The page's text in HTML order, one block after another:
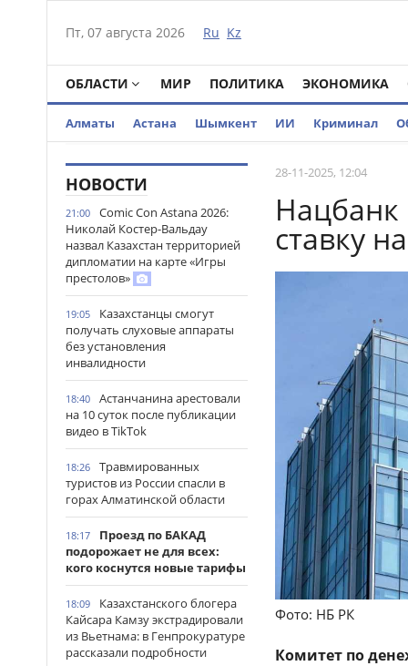
Пт, 07 августа 2026 Ru Kz
ОБЛАСТИ МИР ПОЛИТИКА ЭКОНОМИКА
Алматы Астана Шымкент ИИ Криминал
НОВОСТИ
21:00
Comic Con Astana 2026:
Николай Костер-Вальдау
назвал Казахстан территорией
дипломатии на карте «Игры
престолов»
19:05
Казахстанцы смогут
получать слуховые аппараты
без установления
инвалидности
18:40
Астанчанина арестовали
на 10 суток после публикации
видео в TikTok
18:26
Травмированных
туристов из России спасли в
горах Алматинской области
18:17
Проезд по БАКАД
подорожает не для всех:
кого коснутся новые тарифы
18:09
Казахстанского блогера
Кайсара Камзу экстрадировали
из Вьетнама: в Генпрокуратуре
рассказали подробности
28-11-2025, 12:04
Нацбанк
ставку
Фото: НБ РК
Комитет по